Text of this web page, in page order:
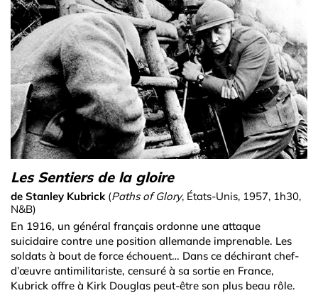
Les Sentiers de la gloire
de Stanley Kubrick (Paths of Glory, États-Unis, 1957, 1h30,
N&B)
En 1916, un général français ordonne une attaque
suicidaire contre une position allemande imprenable. Les
soldats à bout de force échouent… Dans ce déchirant chef-
d’œuvre antimilitariste, censuré à sa sortie en France,
Kubrick offre à Kirk Douglas peut-être son plus beau rôle.